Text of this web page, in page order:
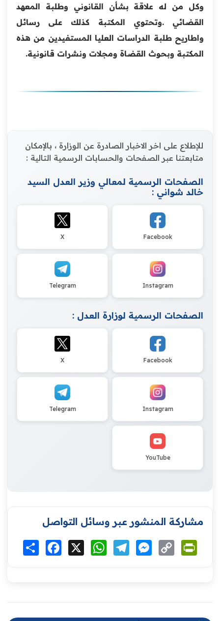
وكل من له علاقة بشأن القانوني وطلبة المعهد
القضائي .وتحتوي المكتبة كذلك على رسائل
واطاريح طلبة الدراسات العليا المستفيدين من هذه
المكتبة وبحوث القضاة ومجلات ونشرات قانونية.
للإطلاع على اخر الاخبار الصادرة عن الوزارة ، بالإمكان
متابعتنا عبر الصفحات والحسابات الرسمية التالية :
الصفحات الرسمية لمعالي وزير العدل السيد
خالد شواني :
Facebook
X
Instagram
Telegram
الصفحات الرسمية لوزارة العدل :
Facebook
X
Instagram
Telegram
YouTube
مشاركة المنشور عبر وسائل التواصل
انشر Facebook WhatsAppTelegramMessenger
Copy
Link